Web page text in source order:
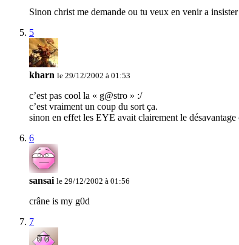
Sinon christ me demande ou tu veux en venir a
5
kharn le 29/12/2002 à 01:53
c’est pas cool la « g@stro » :/
c’est vraiment un coup du sort ça.
sinon en effet les EYE avait clairement le
6
sansai le 29/12/2002 à 01:56
crâne is my g0d
7